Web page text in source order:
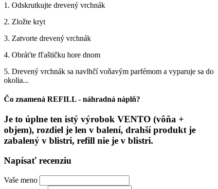
1. Odskrutkujte drevený vrchnák
2. Zložte kryt
3. Zatvorte drevený vrchnák
4. Obráťte fľaštičku hore dnom
5. Drevený vrchnák sa navlhčí voňavým parfémom a vyparuje sa do
okolia...
Čo znamená REFILL - náhradná náplň?
Je to úplne ten istý výrobok VENTO (vôňa +
objem), rozdiel je len v balení, drahší produkt je
zabalený v blistri, refill nie je v blistri.
Napísať recenziu
Vaše meno